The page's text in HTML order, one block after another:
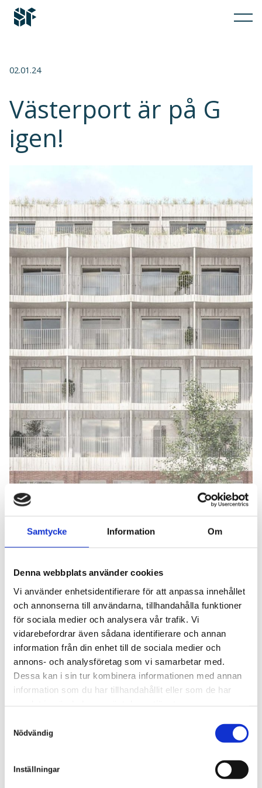
Samtycke Information Om
Denna webbplats använder cookies
Vi använder enhetsidentifierare för att anpassa innehållet
och annonserna till användarna, tillhandahålla funktioner
för sociala medier och analysera vår trafik. Vi
vidarebefordrar även sådana identifierare och annan
information från din enhet till de sociala medier och
annons- och analysföretag som vi samarbetar med.
Dessa kan i sin tur kombinera informationen med annan
information som du har tillhandahållit eller som de har
Nödvändig
Inställningar
02.01.24
Västerport är på G
igen!
Västerport
Tillsammans medVästkuststuganhar Sköld Forsberg
vunnit en markanvisningstävling i det nya området
Västerport i Varberg.Länk till projektet.
”Mark- och miljööverdomstolen finner att Varbergs
kommun har hållit sig inom det handlingsutrymme som
kommunen har enligt PBL”, skriver domstolen i sin
dom. Med det kan den första delen av stadsdelen, med
dess 500 bostäder och hotellbyggnad nu byggas.